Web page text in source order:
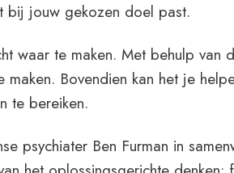
bij jouw gekozen doel past.
waar te maken. Met behulp van
Bovendien kan het je
te bereiken.
psychiater Ben Furman in